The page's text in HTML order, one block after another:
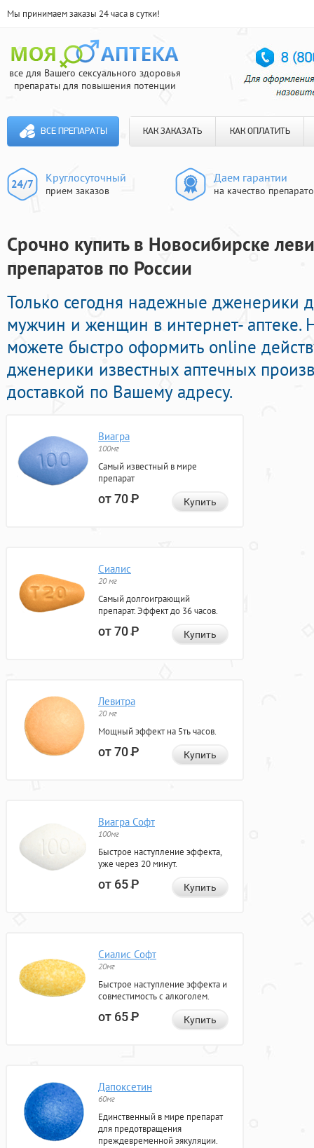
Мы принимаем заказы 24 часа в сутки!
все для Вашего сексуального здоровья
препараты для повышения потенции
ВСЕ ПРЕПАРАТЫ КАК ЗАКАЗАТЬ КАК ОПЛАТИТЬ
Круглосуточный
прием заказов
Даем гарантии
на качество
Срочно купить в Новосибирске
препаратов по России
Только сегодня надежные дженерики
мужчин и женщин в интернет- аптеке.
можете быстро оформить online
дженерики известных аптечных
доставкой по Вашему адресу.
Виагра
100мг
Самый известный в мире
препарат
от 70Р Купить
Сиалис
20 мг
Самый долгоиграющий
препарат. Эффект до 36 часов.
от 70Р Купить
Левитра
20 мг
Мощный эффект на 5ть часов.
от 70Р Купить
Виагра Софт
100мг
Быстрое наступление эффекта,
уже через 20 минут.
от 65Р Купить
Сиалис Софт
20мг
Быстрое наступление эффекта и
совместимость с алкоголем.
от 65Р Купить
Дапоксетин
60мг
Единственный в мире препарат
для предотвращения
преждевременной эякуляции.